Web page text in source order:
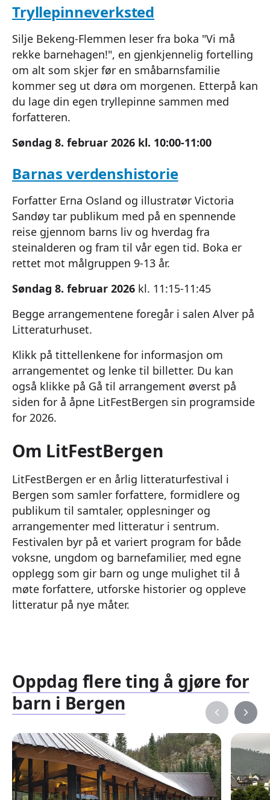
Tryllepinneverksted
Silje Bekeng-Flemmen leser fra boka "Vi må
rekke barnehagen!", en gjenkjennelig fortelling
om alt som skjer før en småbarnsfamilie
kommer seg ut døra om morgenen. Etterpå kan
du lage din egen tryllepinne sammen med
forfatteren.
Søndag 8. februar 2026 kl. 10:00-11:00
Barnas verdenshistorie
Forfatter Erna Osland og illustratør Victoria
Sandøy tar publikum med på en spennende
reise gjennom barns liv og hverdag fra
steinalderen og fram til vår egen tid. Boka er
rettet mot målgruppen 9-13 år.
Søndag 8. februar 2026 kl. 11:15-11:45
Begge arrangementene foregår i salen Alver på
Litteraturhuset.
Klikk på tittellenkene for informasjon om
arrangementet og lenke til billetter. Du kan
også klikke på Gå til arrangement øverst på
siden for å åpne LitFestBergen sin programside
for 2026.
Om LitFestBergen
LitFestBergen er en årlig litteraturfestival i
Bergen som samler forfattere, formidlere og
publikum til samtaler, opplesninger og
arrangementer med litteratur i sentrum.
Festivalen byr på et variert program for både
voksne, ungdom og barnefamilier, med egne
opplegg som gir barn og unge mulighet til å
møte forfattere, utforske historier og oppleve
litteratur på nye måter.
Oppdag flere ting å gjøre for
barn i Bergen